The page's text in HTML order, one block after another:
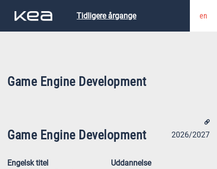
Tidligere årgange en
Game Engine Development
Game Engine Development 2026/2027
Engelsk titel
Uddannelse